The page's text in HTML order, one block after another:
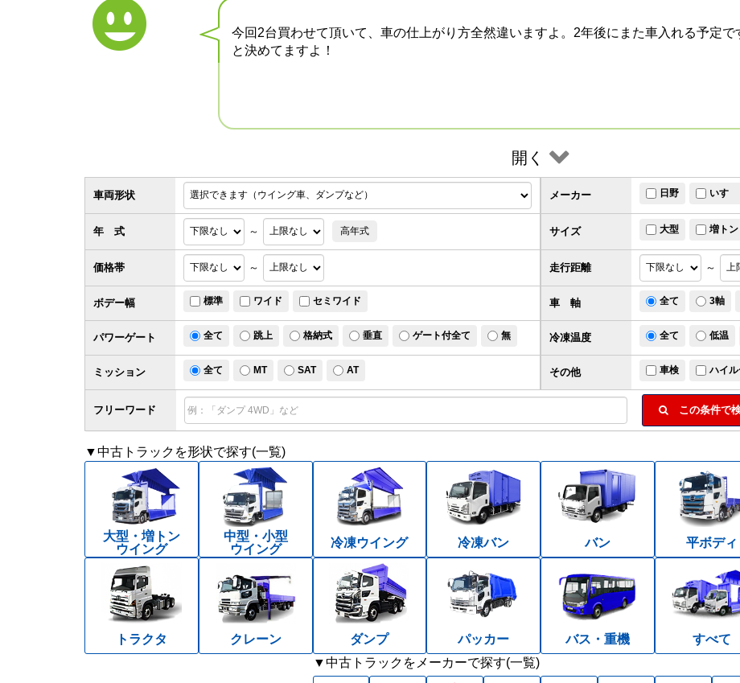
今回2台買わせて頂いて、車の仕上がり方全然違いますよ。2年後にまた車入れる予定
と決めてますよ！
開く
車両形状
サイズ 大型 増トン
価格帯 ～
フリーワード この条件で
メーカー 日野 いすゞ
年 式 ～ 高年式
走行距離 ～
ボデー幅 標準 ワイド セミワイド 車 軸 全て 3軸
パワーゲート 全て 跳上 格納式 垂直 ゲート付全て 無 冷凍温度 全て 低温
ミッション 全て MT SAT AT その他 車検 ハイル
▼中古トラックを形状で探す(一覧)
大型・増トン
ウイング
中型・小型
ウイング
冷凍ウイング 冷凍バン バン 平ボディ
トラクタ クレーン ダンプ パッカー バス・重機
すべて
▼中古トラックをメーカーで探す(一覧)